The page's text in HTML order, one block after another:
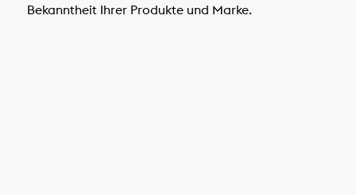
Bekanntheit Ihrer Produkte und Marke.